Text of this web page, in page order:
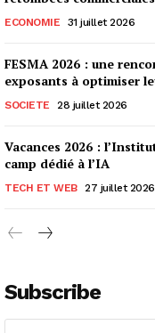
ECONOMIE 31 juillet 2026
FESMA 2026 : une
exposants à optimiser
SOCIETE 28 juillet 2026
Vacances 2026 :
camp dédié à l’IA
TECH ET WEB 27 juillet 2026
Subscribe